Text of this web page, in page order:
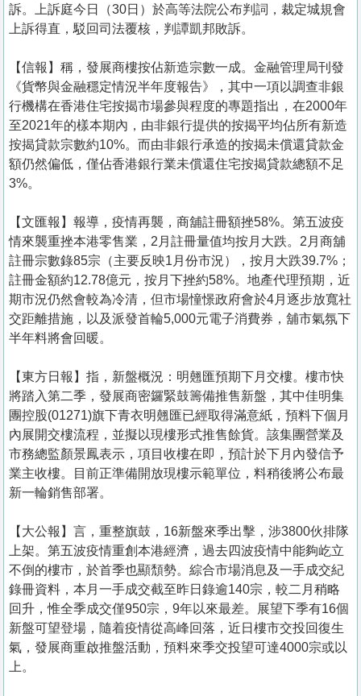
訴。上訴庭今日（30日）於高等法院公布判詞，裁定城規會
上訴得直，駁回司法覆核，判譚凱邦敗訴。
【信報】稱，發展商樓按佔新造宗數一成。金融管理局刊發
《貨幣與金融穩定情況半年度報告》，其中一項以調查非銀
行機構在香港住宅按揭市場參與程度的專題指出，在2000年
至2021年的樣本期內，由非銀行提供的按揭平均佔所有新造
按揭貸款宗數約10%。而由非銀行承造的按揭未償還貸款金
額仍然偏低，僅佔香港銀行業未償還住宅按揭貸款總額不足
3%。
【文匯報】報導，疫情再襲，商舖註冊額挫58%。第五波疫
情來襲重挫本港零售業，2月註冊量值均按月大跌。2月商舖
註冊宗數錄85宗（主要反映1月份市況），按月大跌39.7%；
註冊金額約12.78億元，按月下挫約58%。地產代理預期，近
期市況仍然會較為冷清，但市場憧憬政府會於4月逐步放寬社
交距離措施，以及派發首輪5,000元電子消費券，舖市氣氛下
半年料將會回暖。
【東方日報】指，新盤概況：明翹匯預期下月交樓。樓市快
將踏入第二季，發展商密鑼緊鼓籌備推售新盤，其中佳明集
團控股(01271)旗下青衣明翹匯已經取得滿意紙，預料下個月
內展開交樓流程，並擬以現樓形式推售餘貨。該集團營業及
市務總監顏景鳳表示，項目收樓在即，預計於下月內發信予
業主收樓。目前正準備開放現樓示範單位，料稍後將公布最
新一輪銷售部署。
【大公報】言， 重整旗鼓，16新盤來季出擊，涉3800伙排隊
上架。第五波疫情重創本港經濟，過去四波疫情中能夠屹立
不倒的樓市，於首季也顯頹勢。綜合市場消息及一手成交紀
錄冊資料，本月一手成交截至昨日錄逾140宗，較二月稍略
回升，惟全季成交僅950宗，9年以來最差。展望下季有16個
新盤可望登場，隨着疫情從高峰回落，近日樓市交投回復生
氣，發展商重啟推盤活動，預料來季交投望可達4000宗或以
上。